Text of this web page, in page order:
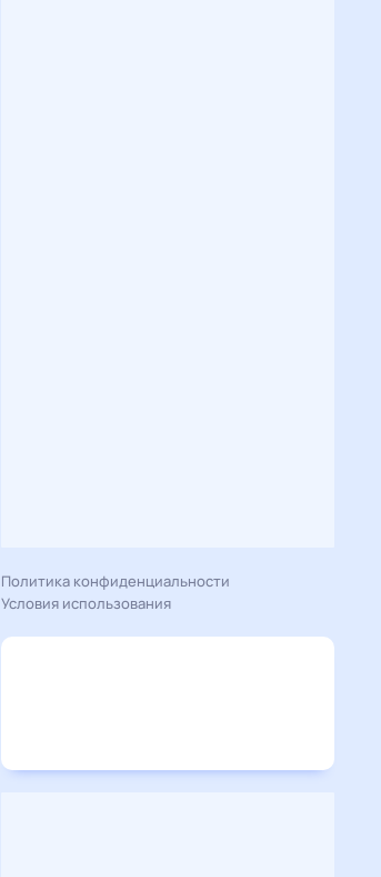
Политика конфиденциальности
Условия использования